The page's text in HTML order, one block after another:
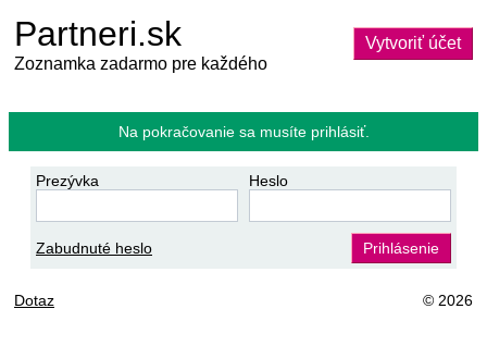
Partneri.sk
Zoznamka zadarmo pre každého
Vytvoriť účet
Na pokračovanie sa musíte prihlásiť.
Prezývka Heslo
Zabudnuté heslo Prihlásenie
Dotaz © 2026